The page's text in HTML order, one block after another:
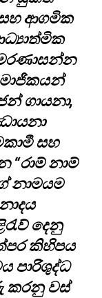
ආගමික
ගායනා,
සහ
නාම්
නාමයම
දෙනු
කිහිපය
පාරිශුද්ධ
කරනු වස්